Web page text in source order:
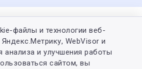
файлы и технологии веб-
WebVisor и
анализа и улучшения работы
сайтом, вы